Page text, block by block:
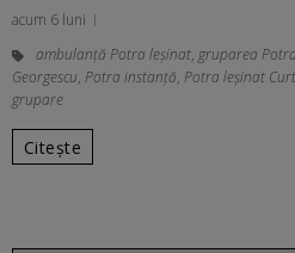
acum 6 luni
ambulanţă Potra leşinat, gruparea
Georgescu, Potra instanță, Potra leşinat
grupare
Citește